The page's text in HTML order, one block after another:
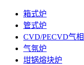
箱式炉
管式炉
CVD/PECVD气
气氛炉
坩锅熔块炉